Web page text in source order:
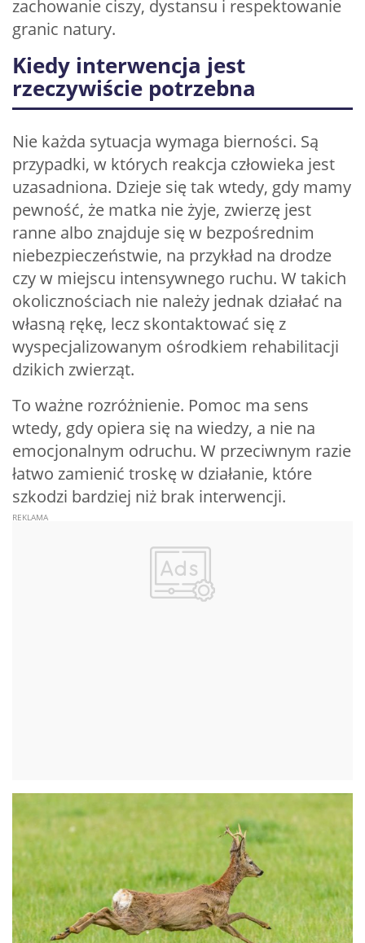
zachowanie ciszy, dystansu i respektowanie
granic natury.
Kiedy interwencja jest
rzeczywiście potrzebna
Nie każda sytuacja wymaga bierności. Są
przypadki, w których reakcja człowieka jest
uzasadniona. Dzieje się tak wtedy, gdy mamy
pewność, że matka nie żyje, zwierzę jest
ranne albo znajduje się w bezpośrednim
niebezpieczeństwie, na przykład na drodze
czy w miejscu intensywnego ruchu. W takich
okolicznościach nie należy jednak działać na
własną rękę, lecz skontaktować się z
wyspecjalizowanym ośrodkiem rehabilitacji
dzikich zwierząt.
To ważne rozróżnienie. Pomoc ma sens
wtedy, gdy opiera się na wiedzy, a nie na
emocjonalnym odruchu. W przeciwnym razie
łatwo zamienić troskę w działanie, które
szkodzi bardziej niż brak interwencji.